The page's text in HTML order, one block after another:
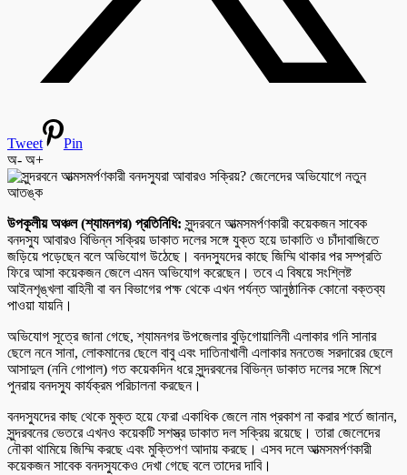
Tweet
Pin
অ- অ+
উপকূলীয় অঞ্চল (শ্যামনগর) প্রতিনিধি: সুন্দরবনে আত্মসমর্পণকারী কয়েকজন সাবেক
বনদস্যু আবারও বিভিন্ন সক্রিয় ডাকাত দলের সঙ্গে যুক্ত হয়ে ডাকাতি ও চাঁদাবাজিতে
জড়িয়ে পড়েছেন বলে অভিযোগ উঠেছে। বনদস্যুদের কাছে জিম্মি থাকার পর সম্প্রতি
ফিরে আসা কয়েকজন জেলে এমন অভিযোগ করেছেন। তবে এ বিষয়ে সংশ্লিষ্ট
আইনশৃঙ্খলা বাহিনী বা বন বিভাগের পক্ষ থেকে এখন পর্যন্ত আনুষ্ঠানিক কোনো বক্তব্য
পাওয়া যায়নি।
অভিযোগ সূত্রে জানা গেছে, শ্যামনগর উপজেলার বুড়িগোয়ালিনী এলাকার গনি সানার
ছেলে ননে সানা, লোকমানের ছেলে বাবু এবং দাতিনাখালী এলাকার মনতেজ সরদারের ছেলে
আসাদুল (ননি গোপাল) গত কয়েকদিন ধরে সুন্দরবনের বিভিন্ন ডাকাত দলের সঙ্গে মিশে
পুনরায় বনদস্যু কার্যক্রম পরিচালনা করছেন।
বনদস্যুদের কাছ থেকে মুক্ত হয়ে ফেরা একাধিক জেলে নাম প্রকাশ না করার শর্তে জানান,
সুন্দরবনের ভেতরে এখনও কয়েকটি সশস্ত্র ডাকাত দল সক্রিয় রয়েছে। তারা জেলেদের
নৌকা থামিয়ে জিম্মি করছে এবং মুক্তিপণ আদায় করছে। এসব দলে আত্মসমর্পণকারী
কয়েকজন সাবেক বনদস্যুকেও দেখা গেছে বলে তাদের দাবি।